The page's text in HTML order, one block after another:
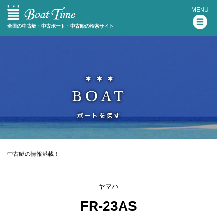
全国の中古艇・中古ボート・中古船の検索サイト
MENU
中古艇の情報満載！
ヤマハ
FR-23AS